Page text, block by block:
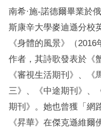
南希·施-諾德爾畢業於
斯康辛大學麥迪遜分校
《身體的風景》（
作者，其詩歌發表於《
《審視生活期刊》、
三》、《中途期刊》、
期刊》。她也曾獲「網
《昇華》在傑克遜維爾